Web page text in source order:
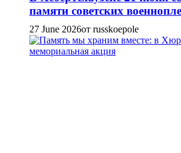
памяти советских
27 June 2026от russkoepole